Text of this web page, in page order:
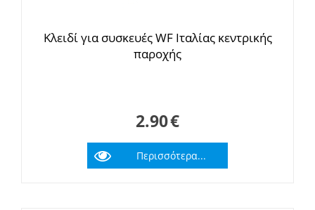
Κλειδί για συσκευές WF Ιταλίας κεντρικής
παροχής
2.90€
Περισσότερα...